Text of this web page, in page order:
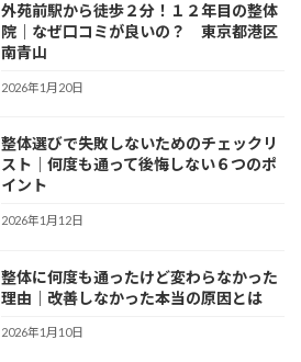
外苑前駅から徒歩２分！１２年目の整体
院｜なぜ口コミが良いの？ 東京都港区
南青山
2026年1月20日
整体選びで失敗しないためのチェックリ
スト｜何度も通って後悔しない６つのポ
イント
2026年1月12日
整体に何度も通ったけど変わらなかった
理由｜改善しなかった本当の原因とは
2026年1月10日